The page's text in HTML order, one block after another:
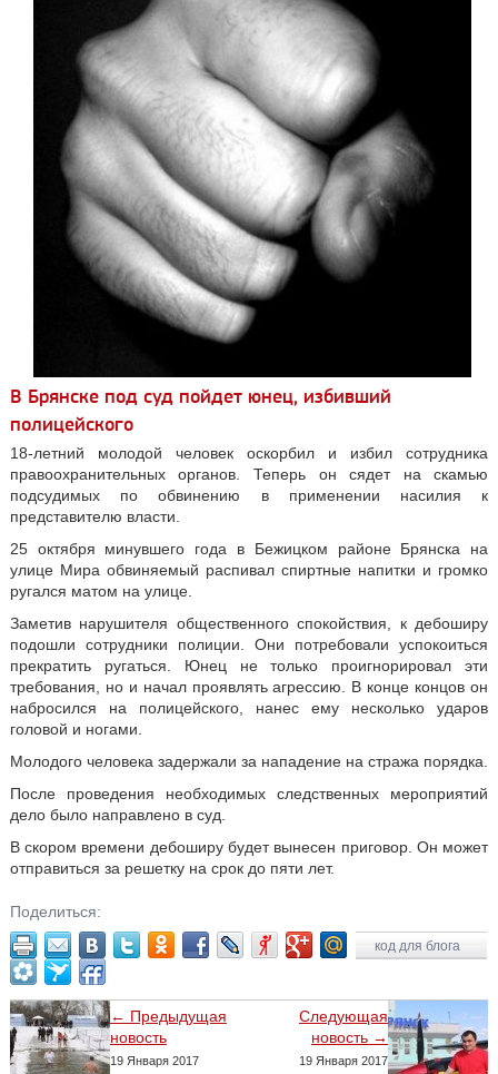
В Брянске под суд пойдет юнец, избивший
полицейского
18-летний молодой человек оскорбил и избил сотрудника
правоохранительных органов. Теперь он сядет на скамью
подсудимых по обвинению в применении насилия к
представителю власти.
25 октября минувшего года в Бежицком районе Брянска на
улице Мира обвиняемый распивал спиртные напитки и громко
ругался матом на улице.
Заметив нарушителя общественного спокойствия, к дебоширу
подошли сотрудники полиции. Они потребовали успокоиться
прекратить ругаться. Юнец не только проигнорировал эти
требования, но и начал проявлять агрессию. В конце концов он
набросился на полицейского, нанес ему несколько ударов
головой и ногами.
Молодого человека задержали за нападение на стража порядка.
После проведения необходимых следственных мероприятий
дело было направлено в суд.
В скором времени дебоширу будет вынесен приговор. Он может
отправиться за решетку на срок до пяти лет.
Поделиться:
код для блога
← Предыдущая
новость
19 Января 2017
Следующая
новость →
19 Января 2017